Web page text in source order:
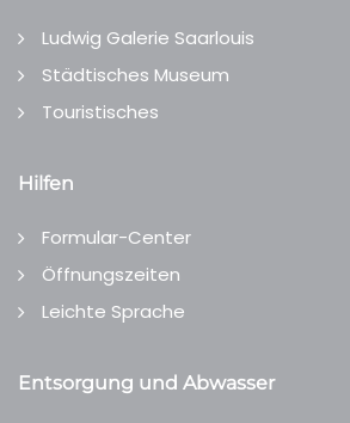
Ludwig Galerie Saarlouis
Städtisches Museum
Touristisches
Hilfen
Formular-Center
Öffnungszeiten
Leichte Sprache
Entsorgung und Abwasser